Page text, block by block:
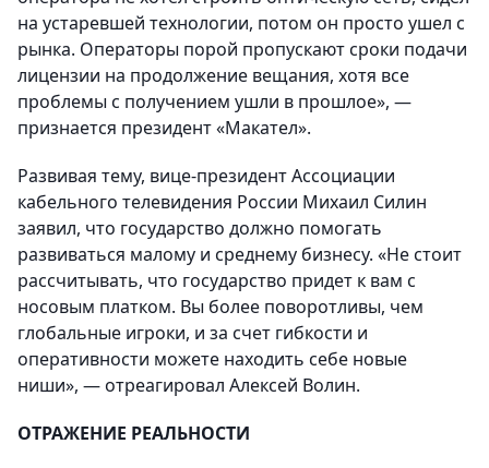
на устаревшей технологии, потом он просто ушел с
рынка. Операторы порой пропускают сроки подачи
лицензии на продолжение вещания, хотя все
проблемы с получением ушли в прошлое», —
признается президент «Макател».
Развивая тему, вице-президент Ассоциации
кабельного телевидения России Михаил Силин
заявил, что государство должно помогать
развиваться малому и среднему бизнесу. «Не стоит
рассчитывать, что государство придет к вам с
носовым платком. Вы более поворотливы, чем
глобальные игроки, и за счет гибкости и
оперативности можете находить себе новые
ниши», — отреагировал Алексей Волин.
ОТРАЖЕНИЕ РЕАЛЬНОСТИ